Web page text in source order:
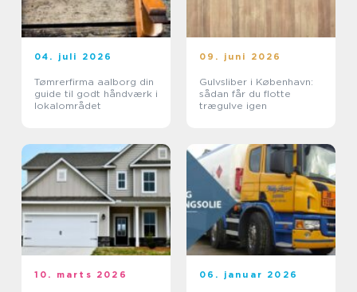
04. juli 2026
Tømrerfirma aalborg din
guide til godt håndværk i
lokalområdet
09. juni 2026
Gulvsliber i København:
sådan får du flotte
trægulve igen
10. marts 2026 06. januar 2026